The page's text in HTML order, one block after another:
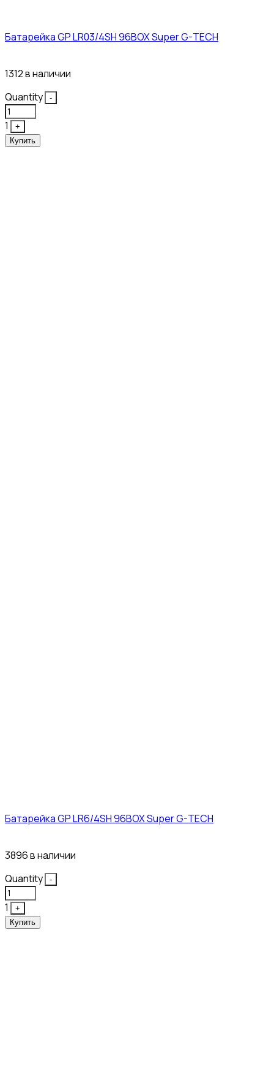
Батарейка GP LR03/4SH 96BOX Super G-TECH
1312 в наличии
Quantity
-
1
+
Купить
Батарейка GP LR6/4SH 96BOX Super G-TECH
3896 в наличии
Quantity
-
1
+
Купить